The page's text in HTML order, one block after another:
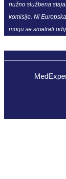
nužno službena
komisije. Ni
mogu se smatrati